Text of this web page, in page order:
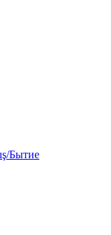
Бытие